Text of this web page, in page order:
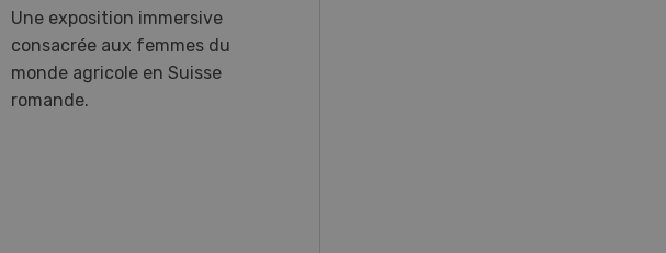
Une exposition immersive
consacrée aux femmes du
monde agricole en Suisse
romande.